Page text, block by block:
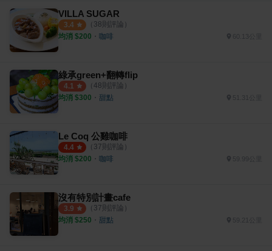
VILLA SUGAR
3.4 （ 38則評論）
均消 $200 ・ 咖啡
綠承green+翻轉flip
4.1 （ 48則評論）
均消 $300 ・ 甜點 51.31公里
Le Coq 公雞咖啡
4.4 （ 37則評論）
均消 $200 ・ 咖啡 59.99公里
沒有特別計畫cafe
3.9 （ 37則評論）
均消 $250 ・ 甜點 59.21公里